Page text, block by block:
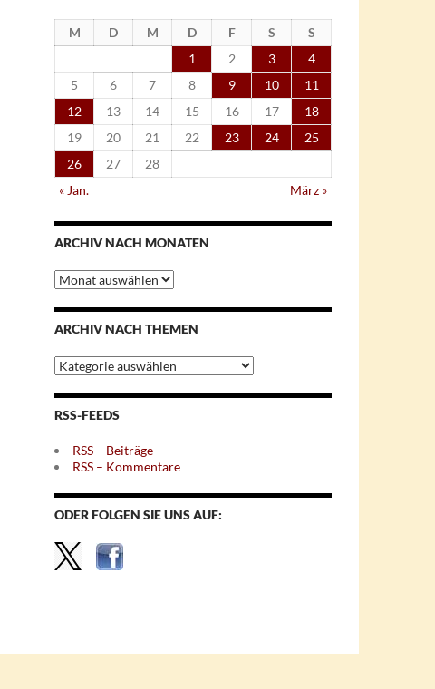
M D M D F S
S
1
2 3
4
5
6 7 8 9 10
11
12
13 14 15 16 17
18
19
20 21 22 23 24
25
26
27
28
« Jan.
März »
ARCHIV NACH MONATEN
Archiv
nach
Monaten
ARCHIV NACH THEMEN
Archiv
nach
Themen
RSS-FEEDS
RSS – Beiträge
RSS – Kommentare
ODER FOLGEN SIE UNS AUF: